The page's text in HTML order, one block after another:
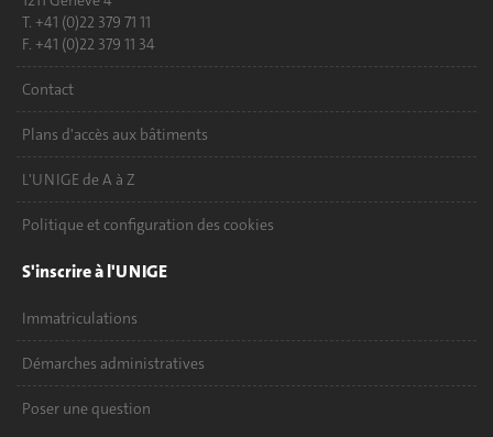
T. +41 (0)22 379 71 11
F. +41 (0)22 379 11 34
Contact
Plans d'accès aux bâtiments
L'UNIGE de A à Z
Politique et configuration des cookies
S'inscrire à l'UNIGE
Immatriculations
Démarches administratives
Poser une question